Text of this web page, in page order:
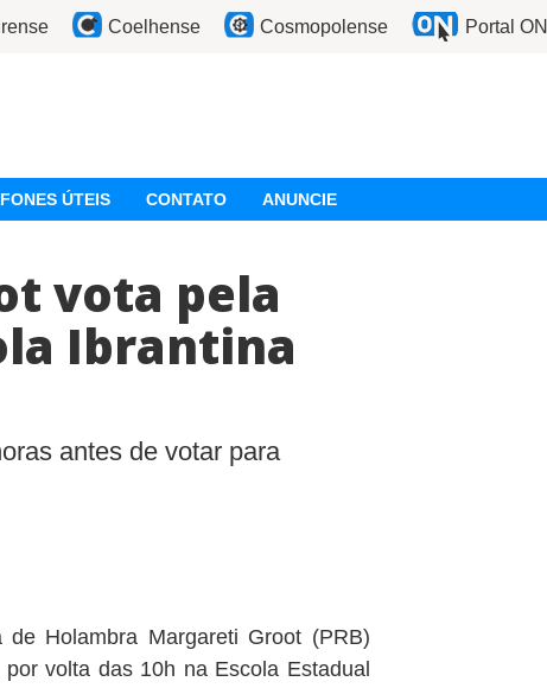
Coelhense Cosmopolense Portal ON
ÚTEIS CONTATO ANUNCIE
vota pela
Ibrantina
antes de votar para
Holambra Margareti Groot (PRB)
volta das 10h na Escola Estadual